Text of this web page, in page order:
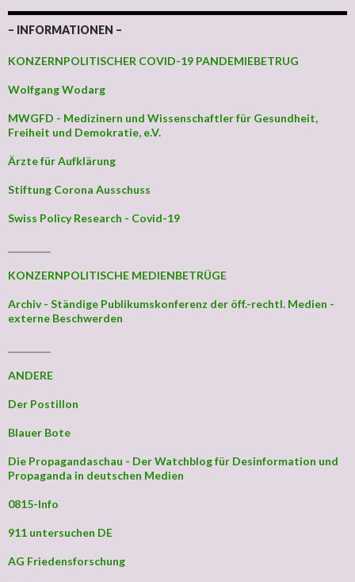
– INFORMATIONEN –
KONZERNPOLITISCHER COVID-19 PANDEMIEBETRUG
Wolfgang Wodarg
MWGFD - Medizinern und Wissenschaftler für Gesundheit,
Freiheit und Demokratie, e.V.
Ärzte für Aufklärung
Stiftung Corona Ausschuss
Swiss Policy Research - Covid-19
KONZERNPOLITISCHE MEDIENBETRÜGE
Archiv - Ständige Publikumskonferenz der öff.-rechtl. Medien -
externe Beschwerden
ANDERE
Der Postillon
Blauer Bote
Die Propagandaschau - Der Watchblog für Desinformation und
Propaganda in deutschen Medien
0815-Info
911 untersuchen DE
AG Friedensforschung